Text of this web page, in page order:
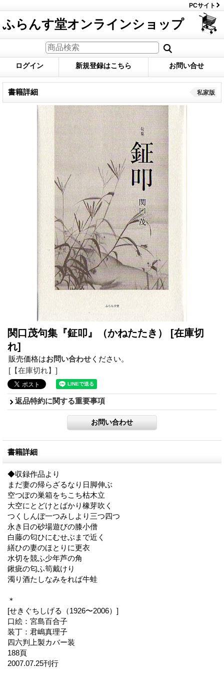
PCサイト
ふらんす堂オンラインショップ
ログイン 新規登録はこちら お問い合せ
書籍詳細 私家版
関口茂句集『鉦叩』（かねたたき）
[在庫切
れ]
販売価格はお問い合わせ ください。
[【在庫切れ】]
返品特約に関する重要事項
書籍詳細
◆収録作品より
まだ妻の帰らざるなり日脚伸ぶ
空つぽの巣箱をちこち枯木立
大空にとどけとばかり橡芽吹く
つくしんぼ一つみしより三つ四つ
永き日の砂場遊びの膝小僧
白藤の匂ひにむせぶまで近く
繕ひの妻のほとりに更衣
水切を競ふ少年芦の角
鍬疵の匂ふ筍戴けり
濁り酒たしなみをれば牛蛙
＊
[せきぐちしげる（1926〜2006）]
口絵：宮島百合子
装丁：君嶋真理子
四六判上製カバー装
188頁
2007.07.25刊行